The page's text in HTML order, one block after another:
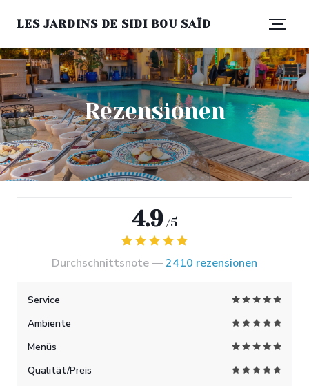
LES JARDINS DE SIDI BOU SAÏD
Rezensionen
4.9 /5
Durchschnittsnote —2410 rezensionen
Service
Ambiente
Menüs
Qualität/Preis